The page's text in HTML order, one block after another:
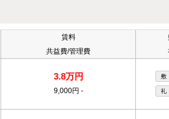
賃料
共益費/管理費
3.8万円
9,000円 -
敷
礼